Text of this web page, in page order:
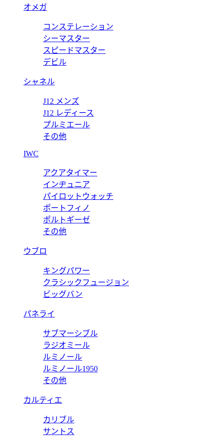
オメガ
コンステレーション
シーマスター
スピードマスター
デビル
シャネル
J12 メンズ
J12 レディース
プルミエール
その他
IWC
アクアタイマー
インヂュニア
パイロットウォッチ
ポートフィノ
ポルトギーゼ
その他
ウブロ
キングパワー
クラシックフュージョン
ビッグバン
パネライ
サブマーシブル
ラジオミール
ルミノール
ルミノール1950
その他
カルティエ
カリブル
サントス